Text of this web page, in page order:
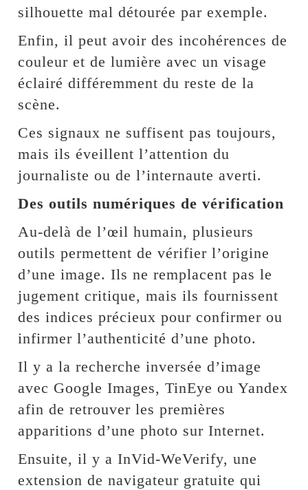
silhouette mal détourée par exemple.
Enfin, il peut avoir des incohérences de
couleur et de lumière avec un visage
éclairé différemment du reste de la
scène.
Ces signaux ne suffisent pas toujours,
mais ils éveillent l’attention du
journaliste ou de l’internaute averti.
Des outils numériques de vérification
Au-delà de l’œil humain, plusieurs
outils permettent de vérifier l’origine
d’une image. Ils ne remplacent pas le
jugement critique, mais ils fournissent
des indices précieux pour confirmer ou
infirmer l’authenticité d’une photo.
Il y a la recherche inversée d’image
avec Google Images, TinEye ou Yandex
afin de retrouver les premières
apparitions d’une photo sur Internet.
Ensuite, il y a InVid-WeVerify, une
extension de navigateur gratuite qui